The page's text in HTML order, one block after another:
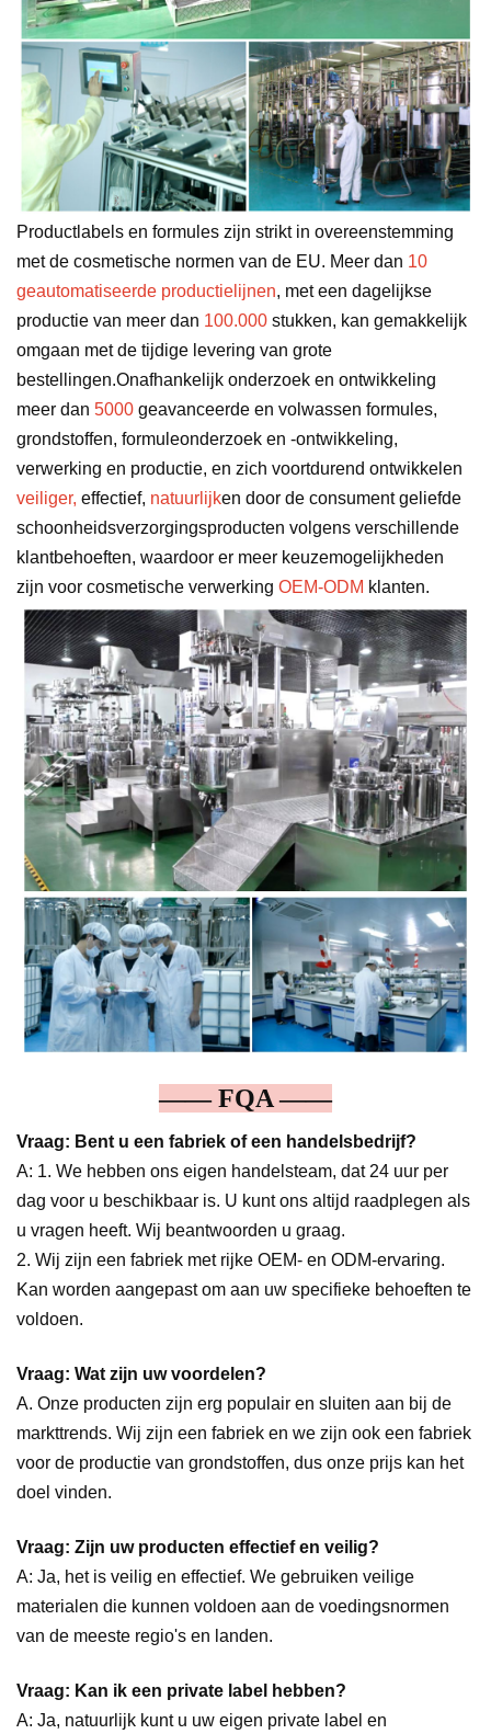
Productlabels en formules zijn strikt in overeenstemming
met de cosmetische normen van de EU. Meer dan 10
geautomatiseerde productielijnen, met een dagelijkse
productie van meer dan 100.000 stukken, kan gemakkelijk
omgaan met de tijdige levering van grote
bestellingen.Onafhankelijk onderzoek en ontwikkeling
meer dan 5000 geavanceerde en volwassen formules,
grondstoffen, formuleonderzoek en -ontwikkeling,
verwerking en productie, en zich voortdurend ontwikkelen
veiliger, effectief, natuurlijken door de consument geliefde
schoonheidsverzorgingsproducten volgens verschillende
klantbehoeften, waardoor er meer keuzemogelijkheden
zijn voor cosmetische verwerking OEM-ODM klanten.
—— FQA ——
Vraag: Bent u een fabriek of een handelsbedrijf?
A: 1. We hebben ons eigen handelsteam, dat 24 uur per
dag voor u beschikbaar is. U kunt ons altijd raadplegen als
u vragen heeft. Wij beantwoorden u graag.
2. Wij zijn een fabriek met rijke OEM- en ODM-ervaring.
Kan worden aangepast om aan uw specifieke behoeften te
voldoen.
Vraag: Wat zijn uw voordelen?
A. Onze producten zijn erg populair en sluiten aan bij de
markttrends. Wij zijn een fabriek en we zijn ook een fabriek
voor de productie van grondstoffen, dus onze prijs kan het
doel vinden.
Vraag: Zijn uw producten effectief en veilig?
A: Ja, het is veilig en effectief. We gebruiken veilige
materialen die kunnen voldoen aan de voedingsnormen
van de meeste regio's en landen.
Vraag: Kan ik een private label hebben?
A: Ja, natuurlijk kunt u uw eigen private label en